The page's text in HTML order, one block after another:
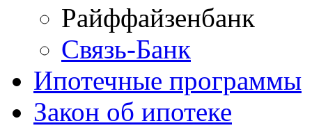
Райффайзенбанк
Связь-Банк
Ипотечные программы
Закон об ипотеке